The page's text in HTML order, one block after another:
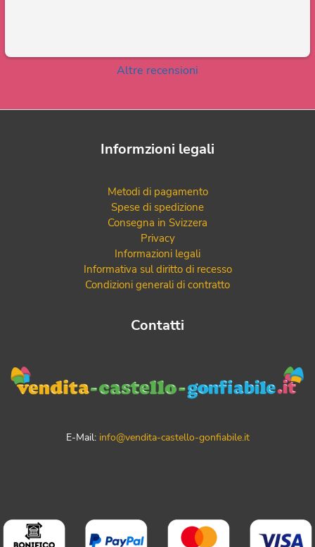
Altre recensioni
Informzioni legali
Metodi di pagamento
Spese di spedizione
Consegna in Svizzera
Privacy
Informazioni legali
Informativa sul diritto di recesso
Condizioni generali di contratto
Contatti
E-Mail: info@vendita-castello-gonfiabile.it